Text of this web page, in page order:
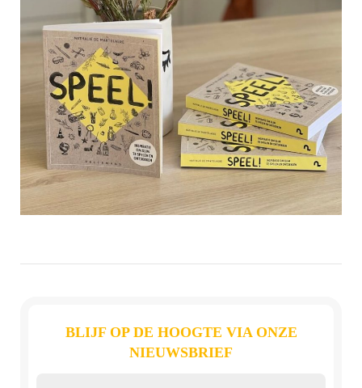
BLIJF OP DE HOOGTE VIA ONZE
NIEUWSBRIEF